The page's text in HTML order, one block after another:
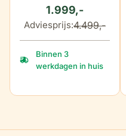
1.999,-
Adviesprijs:4.499,-
Binnen 3
werkdagen in huis